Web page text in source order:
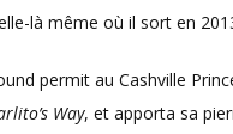
là même où il sort en
permit au Cashville
Way, et apporta sa